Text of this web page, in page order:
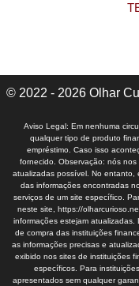
© 2022 - 2026 Olhar
Aviso Legal: Em nenhuma
qualquer tipo de produto
empréstimo. Caso isso
fornecido. Observação: nós
atualizadas possível. No entanto,
das informações encontradas
serviços de um site específico.
neste site, https://
informações estejam
de compra das instituições
as informações precisas e
exibido nos sites de instituições
específicos. Para
apresentados sem qualquer